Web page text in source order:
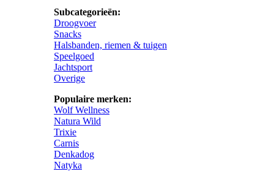
Subcategorieën:
Droogvoer
Snacks
Halsbanden, riemen & tuigen
Speelgoed
Jachtsport
Overige
Populaire merken:
Wolf Wellness
Natura Wild
Trixie
Carnis
Denkadog
Natyka